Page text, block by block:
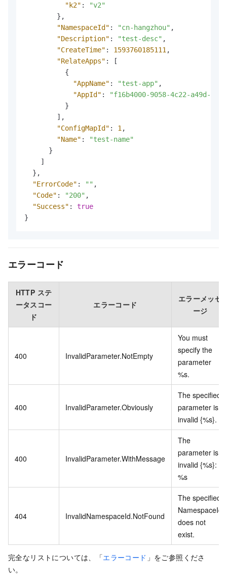
"k2" :
"v2"
} ,
"NamespaceId" : "cn-hangzhou" ,
"Description" : "test-desc" ,
"CreateTime" : 1593760185111 ,
"RelateApps" :
[
{
"AppName" : "test-app" ,
"AppId" :
"f16b4000-9058-4c22-a49d-
}
] ,
"ConfigMapId" : 1 ,
"Name" :
"test-name"
}
]
} ,
"ErrorCode" : "" ,
"Code" : "200" ,
"Success" :
true
}
エラーコード
HTTP ステ
ータスコー
ド
エラーコード
エラーメッセ
ージ
400 InvalidParameter.NotEmpty
You must
specify the
parameter
%s.
400 InvalidParameter.Obviously
The specified
parameter is
invalid {%s}.
400 InvalidParameter.WithMessage
The
parameter is
invalid {%s}:
%s
404 InvalidNamespaceId.NotFound
The specified
NamespaceId
does not
exist.
完全なリストについては、「エラーコード 」をご参照くださ
い。